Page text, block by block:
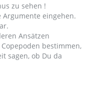
zu sehen !
eingehen.
Ansätzen
bestimmen,
sagen, ob Du da